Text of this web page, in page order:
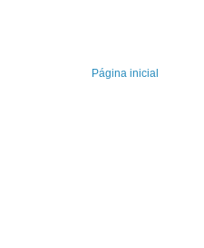
Página inicial